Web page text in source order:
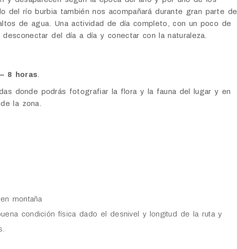
del río burbia también nos acompañará durante gran parte de
de agua. Una actividad de día completo, con un poco de
del día a día y conectar con la naturaleza.
8 horas
donde podrás fotografiar la flora y la fauna del lugar y en
la zona.
montaña
condición física dado el desnivel y longitud de la ruta y